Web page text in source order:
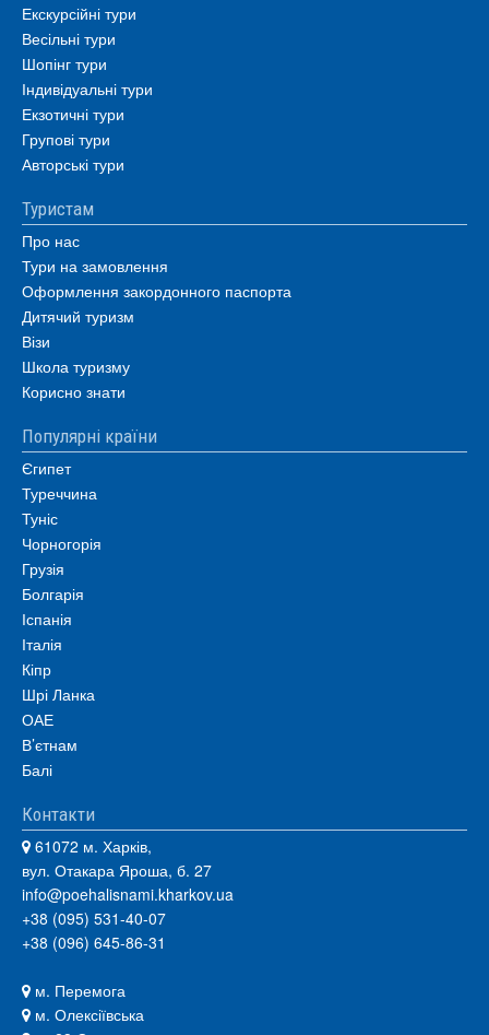
Екскурсійні тури
Весільні тури
Шопінг тури
Індивідуальні тури
Екзотичні тури
Групові тури
Авторські тури
Туристам
Про нас
Тури на замовлення
Оформлення закордонного паспорта
Дитячий туризм
Візи
Школа туризму
Корисно знати
Популярні країни
Єгипет
Туреччина
Туніс
Чорногорія
Грузія
Болгарія
Іспанія
Італія
Кіпр
Шрі Ланка
ОАЕ
В’єтнам
Балі
Контакти
61072 м. Харків,
вул. Отакара Яроша, б. 27
info@poehalisnami.kharkov.ua
+38 (095) 531-40-07
+38 (096) 645-86-31
м. Перемога
м. Олексіївська